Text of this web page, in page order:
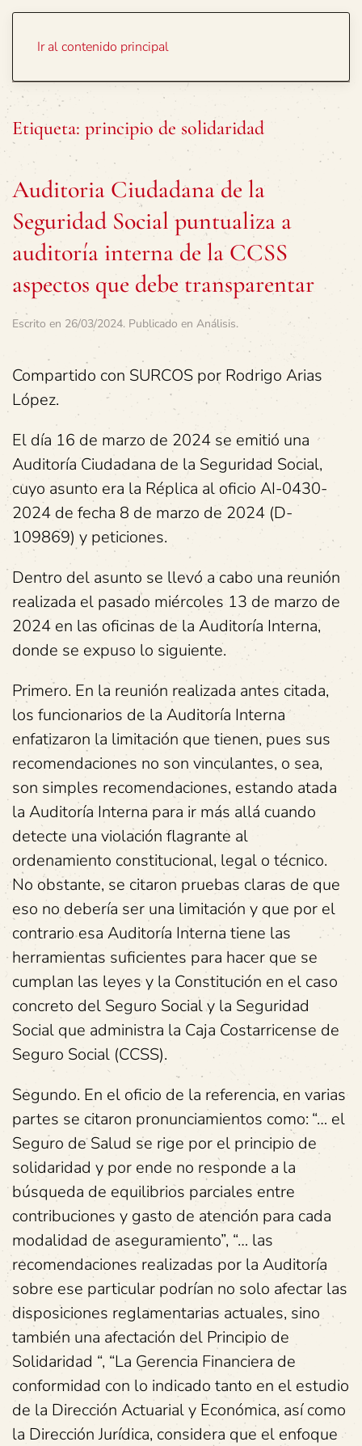
Ir al contenido principal
Etiqueta: principio de solidaridad
Auditoria Ciudadana de la
Seguridad Social puntualiza a
auditoría interna de la CCSS
aspectos que debe transparentar
Escrito en 26/03/2024. Publicado en Análisis.
Compartido con SURCOS por Rodrigo Arias
López.
El día 16 de marzo de 2024 se emitió una
Auditoría Ciudadana de la Seguridad Social,
cuyo asunto era la Réplica al oficio AI-0430-
2024 de fecha 8 de marzo de 2024 (D-
109869) y peticiones.
Dentro del asunto se llevó a cabo una reunión
realizada el pasado miércoles 13 de marzo de
2024 en las oficinas de la Auditoría Interna,
donde se expuso lo siguiente.
Primero. En la reunión realizada antes citada,
los funcionarios de la Auditoría Interna
enfatizaron la limitación que tienen, pues sus
recomendaciones no son vinculantes, o sea,
son simples recomendaciones, estando atada
la Auditoría Interna para ir más allá cuando
detecte una violación flagrante al
ordenamiento constitucional, legal o técnico.
No obstante, se citaron pruebas claras de que
eso no debería ser una limitación y que por el
contrario esa Auditoría Interna tiene las
herramientas suficientes para hacer que se
cumplan las leyes y la Constitución en el caso
concreto del Seguro Social y la Seguridad
Social que administra la Caja Costarricense de
Seguro Social (CCSS).
Segundo. En el oficio de la referencia, en varias
partes se citaron pronunciamientos como: “… el
Seguro de Salud se rige por el principio de
solidaridad y por ende no responde a la
búsqueda de equilibrios parciales entre
contribuciones y gasto de atención para cada
modalidad de aseguramiento”, “… las
recomendaciones realizadas por la Auditoría
sobre ese particular podrían no solo afectar las
disposiciones reglamentarias actuales, sino
también una afectación del Principio de
Solidaridad “, “La Gerencia Financiera de
conformidad con lo indicado tanto en el estudio
de la Dirección Actuarial y Económica, así como
la Dirección Jurídica, considera que el enfoque